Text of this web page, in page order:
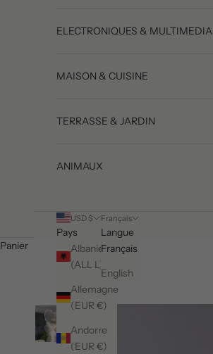
ELECTRONIQUES & MULTIMEDIA
MAISON & CUISINE
TERRASSE & JARDIN
ANIMAUX
USD $
Pays
Albanie
(ALL L)
Allemagne
(EUR €)
Andorre
(EUR €)
Français
Langue
Français
English
Panier